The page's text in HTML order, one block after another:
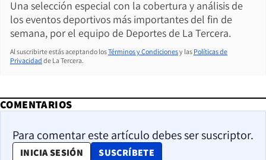
Una selección especial con la cobertura y análisis de
los eventos deportivos más importantes del fin de
semana, por el equipo de Deportes de La Tercera.
Al suscribirte estás aceptando losTérminos y Condicionesy las Políticas de
Privacidad de La Tercera.
COMENTARIOS
Para comentar este artículo debes ser suscriptor.
INICIA SESIÓN SUSCRÍBETE
OPENS IN NEW WINDOW